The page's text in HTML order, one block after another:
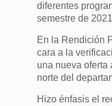
diferentes
semestre de
En la Rendición
cara a la
una nueva oferta
norte del
Hizo énfasis el